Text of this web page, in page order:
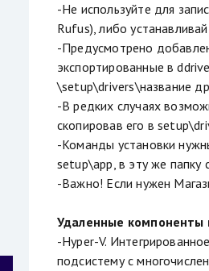
-Не используйте для
Rufus), либо
-Предусмотрено
экспортированные в
\setup\drivers\название
-В редких случаях
скопировав его в
-Команды установки
setup\app, в эту же папку
-Важно! Если нужен
Удаленные компоненты
-Hyper-V.
подсистему с